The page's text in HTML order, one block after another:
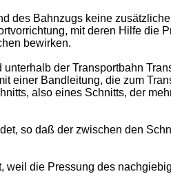
des Bahnzugs keine
mit deren Hilfe die
bewirken.
der Transportbahn
einer Bandleitung, die zum
also eines Schnitts, der
so daß der zwischen den
die Pressung des